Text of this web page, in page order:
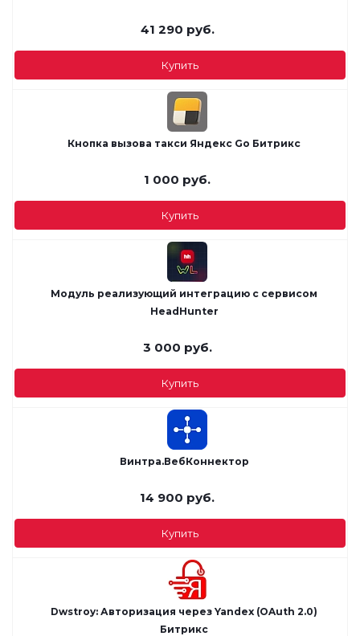
41 290 руб.
Купить
Кнопка вызова такси Яндекс Go Битрикс
1 000 руб.
Купить
Модуль реализующий интеграцию с сервисом
HeadHunter
3 000 руб.
Купить
Винтра.ВебКоннектор
14 900 руб.
Купить
Dwstroy: Авторизация через Yandex (OAuth 2.0)
Битрикс